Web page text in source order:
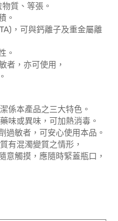
質、等張。
。
，可與鈣離子及重金屬離
。
者，亦可使用，
係本產品之三大特色。
味或異味，可加熱消毒。
過敏者，可安心使用本品。
有混濁變質之情形，
意觸摸，應隨時緊蓋瓶口，